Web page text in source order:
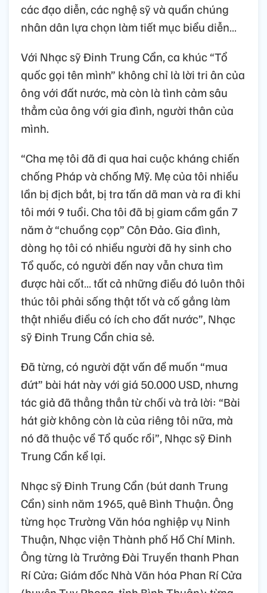
các đạo diễn, các nghệ sỹ và quần chúng
nhân dân lựa chọn làm tiết mục biểu diễn…
Với Nhạc sỹ Đinh Trung Cẩn, ca khúc “Tổ
quốc gọi tên mình” không chỉ là lời tri ân của
ông với đất nước, mà còn là tình cảm sâu
thẳm của ông với gia đình, người thân của
mình.
“Cha mẹ tôi đã đi qua hai cuộc kháng chiến
chống Pháp và chống Mỹ. Mẹ của tôi nhiều
lần bị địch bắt, bị tra tấn dã man và ra đi khi
tôi mới 9 tuổi. Cha tôi đã bị giam cầm gần 7
năm ở “chuồng cọp” Côn Đảo. Gia đình,
dòng họ tôi có nhiều người đã hy sinh cho
Tổ quốc, có người đến nay vẫn chưa tìm
được hài cốt… tất cả những điều đó luôn thôi
thúc tôi phải sống thật tốt và cố gắng làm
thật nhiều điều có ích cho đất nước”, Nhạc
sỹ Đinh Trung Cẩn chia sẻ.
Đã từng, có người đặt vấn đề muốn “mua
đứt” bài hát này với giá 50.000 USD, nhưng
tác giả đã thẳng thắn từ chối và trả lời: “Bài
hát giờ không còn là của riêng tôi nữa, mà
nó đã thuộc về Tổ quốc rồi”, Nhạc sỹ Đinh
Trung Cẩn kể lại.
Nhạc sỹ Đinh Trung Cẩn (bút danh Trung
Cẩn) sinh năm 1965, quê Bình Thuận. Ông
từng học Trường Văn hóa nghiệp vụ Ninh
Thuận, Nhạc viện Thành phố Hồ Chí Minh.
Ông từng là Trưởng Đài Truyền thanh Phan
Rí Cửa; Giám đốc Nhà Văn hóa Phan Rí Cửa